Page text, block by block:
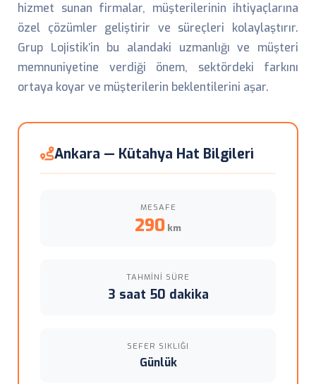
hizmet sunan firmalar, müşterilerinin ihtiyaçlarına
özel çözümler geliştirir ve süreçleri kolaylaştırır.
Grup Lojistik’in bu alandaki uzmanlığı ve müşteri
memnuniyetine verdiği önem, sektördeki farkını
ortaya koyar ve müşterilerin beklentilerini aşar.
Ankara — Kütahya Hat Bilgileri
MESAFE
290 km
TAHMINI SÜRE
3 saat 50 dakika
SEFER SIKLIĞI
Günlük